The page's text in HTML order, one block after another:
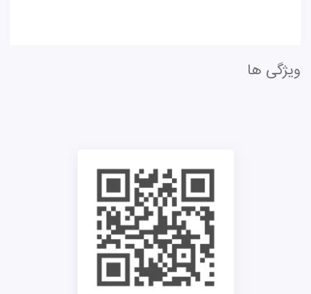
ویژگی ها